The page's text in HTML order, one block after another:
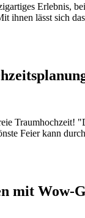
Erlebnis,
ihnen lässt sich
Feier kann
mit Wow-